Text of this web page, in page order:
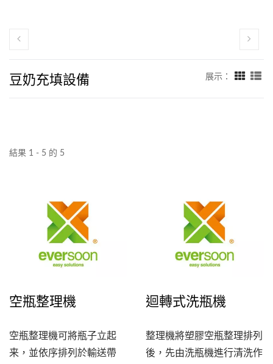
豆奶充填設備 展示：
結果 1 - 5 的 5
空瓶整理機
空瓶整理機可將瓶子立起
来，並依序排列於輸送帶
迴轉式洗瓶機
整理機將塑膠空瓶整理排列
後，先由洗瓶機進行清洗作